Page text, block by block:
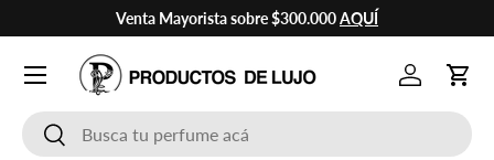
Ir al contenido
Venta Mayorista sobre $300.000AQUÍ
BuscarBuscar
Cuenta